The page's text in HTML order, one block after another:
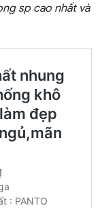
sp cao nhất và